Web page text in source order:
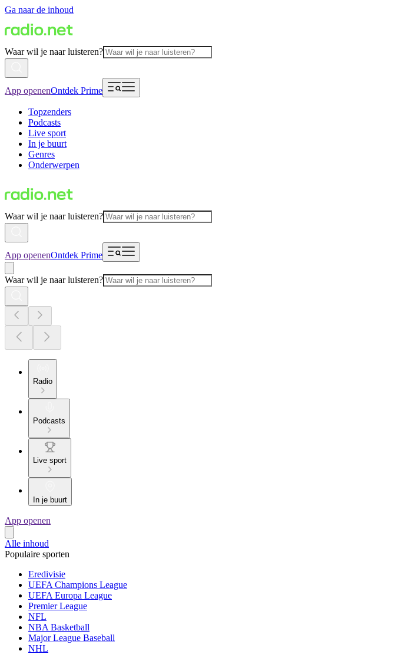
Ga naar de inhoud
Waar wil je naar luisteren?
App openenOntdek Prime
Topzenders
Podcasts
Live sport
In je buurt
Genres
Onderwerpen
Waar wil je naar luisteren?
App openenOntdek Prime
Waar wil je naar luisteren?
Radio
Podcasts
Live sport
In je buurt
App openen
Alle inhoud
Populaire sporten
Eredivisie
UEFA Champions League
UEFA Europa League
Premier League
NFL
NBA Basketball
Major League Baseball
NHL